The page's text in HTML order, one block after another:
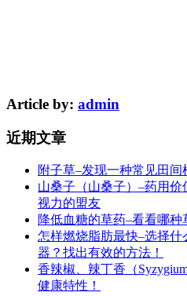
Article by: admin
近期文章
附子草–发现一种常见田间
山桑子（山桑子）–药用
视力的盟友
降低血糖的草药–看看哪种
怎样燃烧脂肪最快–选择
器？找出有效的方法！
香辣椒、辣丁香（
健康特性！